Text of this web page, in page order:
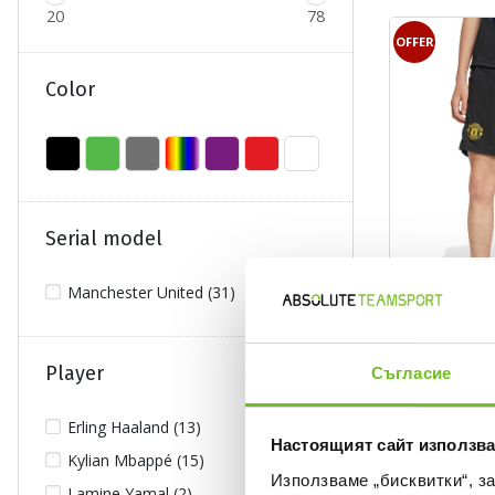
Съгласие
Настоящият сайт
Използваме „бисквитки“,
20 78
Color
Serial model
Manchester United (31)
Player
Erling Haaland (13)
Kylian Mbappé (15)
OFFER
Kids'
Shorts
Regular price:
39,99 €Regular
Спестявате:Difference